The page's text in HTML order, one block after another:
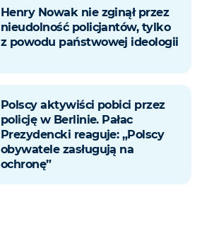
Henry Nowak nie zginął przez
nieudolność policjantów, tylko
z powodu państwowej ideologii
Polscy aktywiści pobici przez
policję w Berlinie. Pałac
Prezydencki reaguje: „Polscy
obywatele zasługują na
ochronę”